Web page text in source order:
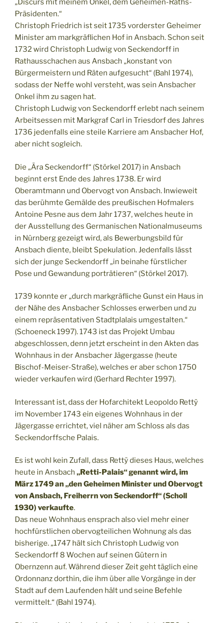
„Discurs mit meinem Onkel, dem Geheimen-Raths-
Präsidenten.“
Christoph Friedrich ist seit 1735 vorderster Geheimer
Minister am markgräflichen Hof in Ansbach. Schon seit
1732 wird Christoph Ludwig von Seckendorff in
Rathausschachen aus Ansbach „konstant von
Bürgermeistern und Räten aufgesucht“ (Bahl 1974),
sodass der Neffe wohl versteht, was sein Ansbacher
Onkel ihm zu sagen hat.
Christoph Ludwig von Seckendorff erlebt nach seinem
Arbeitsessen mit Markgraf Carl in Triesdorf des Jahres
1736 jedenfalls eine steile Karriere am Ansbacher Hof,
aber nicht sogleich.
Die „Ära Seckendorff“ (Störkel 2017) in Ansbach
beginnt erst Ende des Jahres 1738. Er wird
Oberamtmann und Obervogt von Ansbach. Inwieweit
das berühmte Gemälde des preußischen Hofmalers
Antoine Pesne aus dem Jahr 1737, welches heute in
der Ausstellung des Germanischen Nationalmuseums
in Nürnberg gezeigt wird, als Bewerbungsbild für
Ansbach diente, bleibt Spekulation. Jedenfalls lässt
sich der junge Seckendorff „in beinahe fürstlicher
Pose und Gewandung porträtieren“ (Störkel 2017).
1739 konnte er „durch markgräfliche Gunst ein Haus in
der Nähe des Ansbacher Schlosses erwerben und zu
einem repräsentativen Stadtplalais umgestalten.“
(Schoeneck 1997). 1743 ist das Projekt Umbau
abgeschlossen, denn jetzt erscheint in den Akten das
Wohnhaus in der Ansbacher Jägergasse (heute
Bischof-Meiser-Straße), welches er aber schon 1750
wieder verkaufen wird (Gerhard Rechter 1997).
Interessant ist, dass der Hofarchitekt Leopoldo Rettÿ
im November 1743 ein eigenes Wohnhaus in der
Jägergasse errichtet, viel näher am Schloss als das
Seckendorffsche Palais.
Es ist wohl kein Zufall, dass Rettÿ dieses Haus, welches
heute in Ansbach „Retti-Palais“ genannt wird, im
März 1749 an „den Geheimen Minister und Obervogt
von Ansbach, Freiherrn von Seckendorff“ (Scholl
1930) verkaufte.
Das neue Wohnhaus ensprach also viel mehr einer
hochfürstlichen obervogteilichen Wohnung als das
bisherige. „1747 hält sich Christoph Ludwig von
Seckendorff 8 Wochen auf seinen Gütern in
Obernzenn auf. Während dieser Zeit geht täglich eine
Ordonnanz dorthin, die ihm über alle Vorgänge in der
Stadt auf dem Laufenden hält und seine Befehle
vermittelt.“ (Bahl 1974).